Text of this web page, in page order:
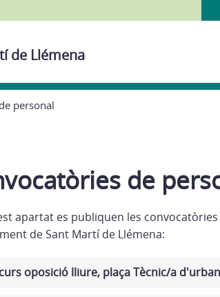
de Llémena
personal
de
apartat es publiquen les
de Sant Martí de Llémena:
oposició lliure, plaça Tècnic/a